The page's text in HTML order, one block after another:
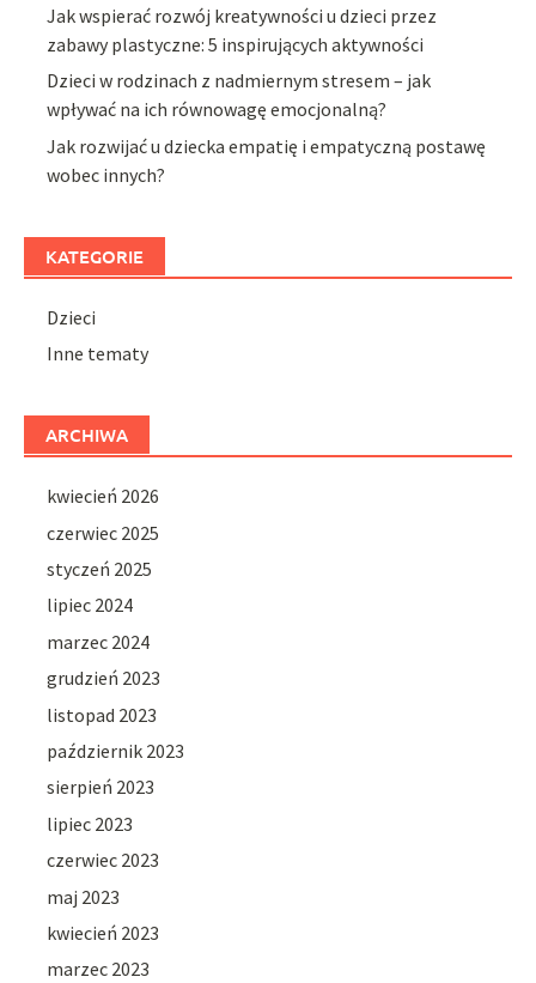
Jak wspierać rozwój kreatywności u dzieci przez
zabawy plastyczne: 5 inspirujących aktywności
Dzieci w rodzinach z nadmiernym stresem – jak
wpływać na ich równowagę emocjonalną?
Jak rozwijać u dziecka empatię i empatyczną postawę
wobec innych?
KATEGORIE
Dzieci
Inne tematy
ARCHIWA
kwiecień 2026
czerwiec 2025
styczeń 2025
lipiec 2024
marzec 2024
grudzień 2023
listopad 2023
październik 2023
sierpień 2023
lipiec 2023
czerwiec 2023
maj 2023
kwiecień 2023
marzec 2023